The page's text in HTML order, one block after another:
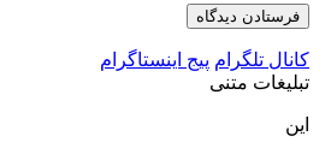
کانال تلگرام پیج اینستاگرام
تبلیغات متنی
این